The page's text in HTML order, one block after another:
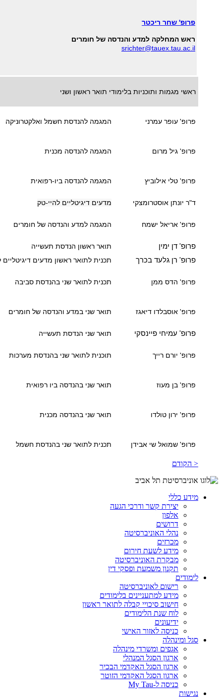
פרופ' שחר ריכטר
ראש המחלקה למדע והנדסה של חומרים
srichter@tauex.tau.ac.il
ראשי מגמות ותוכניות בלימודי תואר ראשון ושני
פרופ' עופר עמרני המגמה להנדסת חשמל ואלקטרוניקה
פרופ' גיל מרום המגמה להנדסה מכנית
פרופ' טלי אילוביץ המגמה להנדסה ביו-רפואית
ד"ר יונתן אוסטרומצקי מדעים דיגיטליים להיי-טק
פרופ' אריאל ישמח המגמה למדע והנדסה של חומרים
פרופ' דן ימין
תואר ראשון הנדסת תעשייה
פרופ' רן גלעד בכרך
תכנית לתואר ראשון מדעים דיגיטליים
פרופ' הדס ממן תכנית לתואר שני בהנדסת סביבה
פרופ' אוסבלדו דיאגז תואר שני במדע והנדסה של חומרים
פרופ' עמיחי פיינסקי תואר שני הנדסת תעשייה
פרופ' יורם רייך תוכנית לתואר שני בהנדסת מערכות
פרופ' בן מעוז תואר שני בהנדסה ביו רפואית
פרופ' ירון טולדו תואר שני בהנדסה מכנית
פרופ' שמואל שי אבידן תכנית לתואר שני בהנדסת חשמל
< הקודם
מידע כללי
יצירת קשר ודרכי הגעה
אלפון
דרושים
נהלי האוניברסיטה
מכרזים
מידע לשעת חירום
מבקרת האוניברסיטה
תקנון משמעת ופסקי דין
לימודים
רישום לאוניברסיטה
מידע למתעניינים בלימודים
חישוב סיכויי קבלה לתואר ראשון
לוח שנת הלימודים
ידיעונים
כניסה לאזור האישי
סגל ומינהלה
אגפים ומשרדי מינהלה
ארגון הסגל המנהלי
ארגון הסגל האקדמי הבכיר
ארגון הסגל האקדמי הזוטר
כניסה ל-My Tau
נגישות